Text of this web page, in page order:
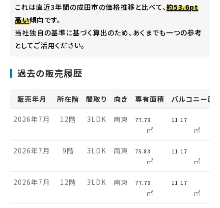
これは直近3年間の成田市の価格推移と比べて、約53.6pt
高い傾向です。
当社独自の基準に基づく算出のため、あくまでも一つの参考
としてご活用ください。
過去の販売履歴
販売年月 所在階 間取り 向き 専有面積 バルコニー面
2026年7月 12階 3LDK 南東 77.79
㎡
11.17
㎡
2026年7月 9階 3LDK 南東 75.83
㎡
11.17
㎡
2026年7月 12階 3LDK 南東 77.79
㎡
11.17
㎡